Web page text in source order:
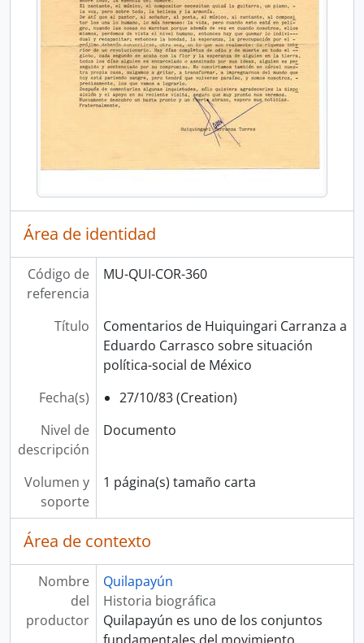
Área de identidad
Código de
referencia
MU-QUI-COR-360
Título
Comentarios de Huiquingari Carranza a
Eduardo Carrasco sobre situación
política-social de México
Fecha(s)
27/10/83 (Creation)
Nivel de
descripción
Documento
Volumen y
soporte
1 página(s) tamaño carta
Área de contexto
Nombre
del
productor
Quilapayún
Historia biográfica
Quilapayún es uno de los conjuntos